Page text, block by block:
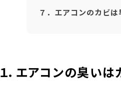
７．エアコンのカビ
１．エアコンの臭いは